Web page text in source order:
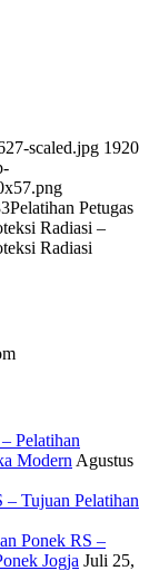
scaled.jpg 1920
Pelatihan Petugas
Radiasi –
Radiasi
Pelatihan
Modern Agustus
Tujuan Pelatihan
Ponek RS –
Jogja Juli 25,